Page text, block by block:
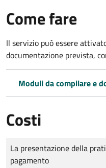
Come fare
Il servizio può essere
documentazione prevista,
Moduli da compilare e
Costi
Tipo di pagamento
Importo
La presentazione della
pagamento